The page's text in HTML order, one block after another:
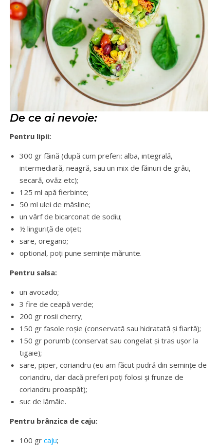
De ce ai nevoie:
Pentru lipii:
300 gr făină (după cum preferi: alba, integrală,
intermediară, neagră, sau un mix de făinuri de grâu,
secară, ovăz etc);
125 ml apă fierbinte;
50 ml ulei de măsline;
un vârf de bicarconat de sodiu;
½ linguriță de oțet;
sare, oregano;
optional, poți pune semințe mărunte.
Pentru salsa:
un avocado;
3 fire de ceapă verde;
200 gr rosii cherry;
150 gr fasole roșie (conservată sau hidratată și fiartă);
150 gr porumb (conservat sau congelat și tras ușor la
tigaie);
sare, piper, coriandru (eu am făcut pudră din semințe de
coriandru, dar dacă preferi poți folosi și frunze de
coriandru proaspăt);
suc de lămâie.
Pentru brânzica de caju:
100 gr caju;